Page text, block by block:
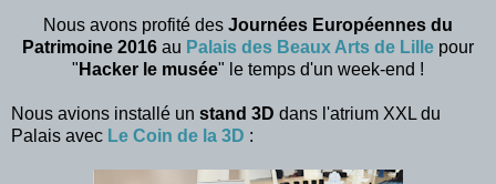
Nous avons profité des Journées Européennes du
Patrimoine 2016 au Palais des Beaux Arts de Lille pour
" Hacker le musée" le temps d'un week-end !
Nous avions installé un stand 3D dans l'atrium XXL du
Palais avec Le Coin de la 3D :